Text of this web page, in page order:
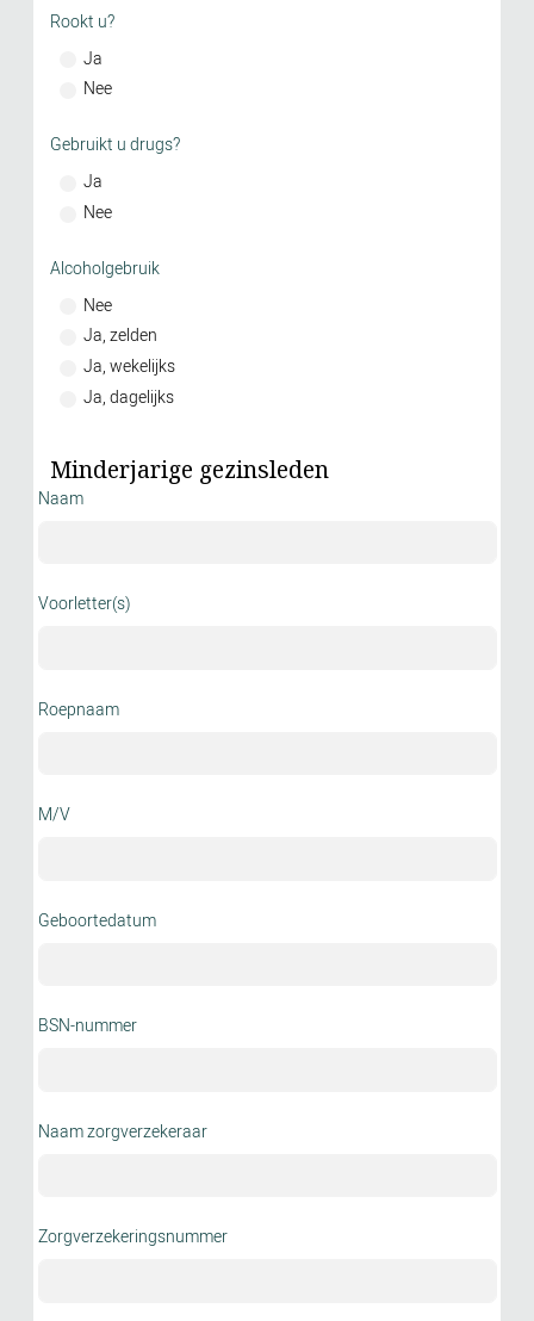
Rookt u?
Ja
Nee
Gebruikt u drugs?
Ja
Nee
Alcoholgebruik
Nee
Ja, zelden
Ja, wekelijks
Ja, dagelijks
Minderjarige gezinsleden
Naam
Voorletter(s)
Roepnaam
M/V
Geboortedatum
BSN-nummer
Naam zorgverzekeraar
Zorgverzekeringsnummer